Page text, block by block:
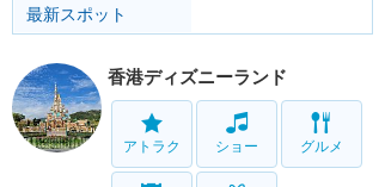
最新スポット
香港ディズニーランド
アトラク ショー グルメ